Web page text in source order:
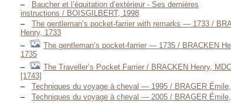
Baucher et l’équitation d’extérieur - Ses dernières
instructions / BOISGILBERT, 1998
The gentleman’s pocket-farrier with remarks — 1733 /
Henry, 1733
The gentleman’s pocket-farrier — 1735 / BRACKEN
1735
The Traveller’s Pocket Farrier / BRACKEN Henry,
[1743]
Techniques du voyage à cheval — 1995 / BRAGER
Techniques du voyage à cheval — 2005 / BRAGER